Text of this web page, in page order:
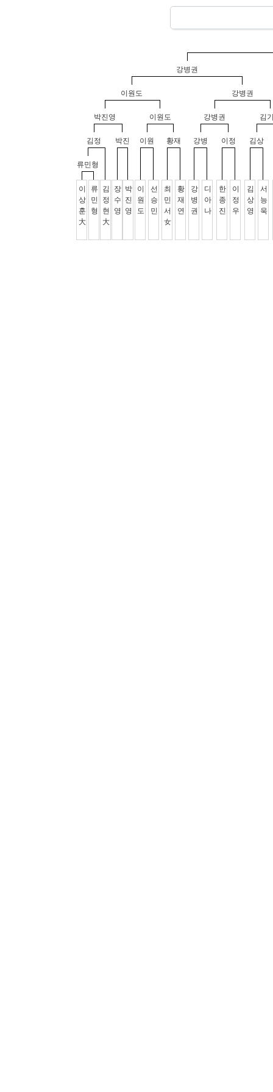
강병권
이원도
박진영
김정
류민형
이
상
훈
大
류
민
형
김
정
현
大
박진
장
수
영
박
진
영
이원도
이원
이
원
도
선
승
민
황재
최
민
서
女
황
재
연
강병권
강병권
강병
강
병
권
디
아
나
이정
한
종
진
이
정
우
김
김상
김
상
영
서
능
욱